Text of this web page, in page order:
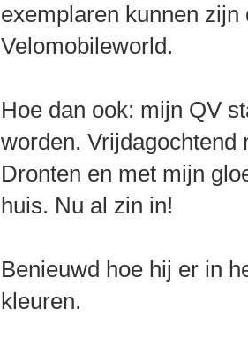
exemplaren kunnen
Velomobileworld.
Hoe dan ook: mijn QV
worden.
Dronten en met mijn
huis. Nu al zin in!
Benieuwd hoe hij er in
kleuren.